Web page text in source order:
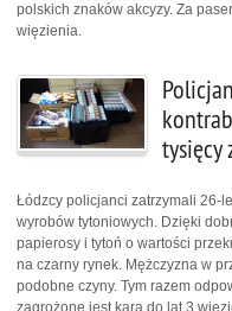
polskich znaków akcyzy. Za
więzienia.
tysięcy
Łódzcy policjanci zatrzymali 26-
wyrobów tytoniowych. Dzięki
papierosy i tytoń o wartości
na czarny rynek. Mężczyzna w
podobne czyny. Tym razem
zagrożone jest karą do lat 3